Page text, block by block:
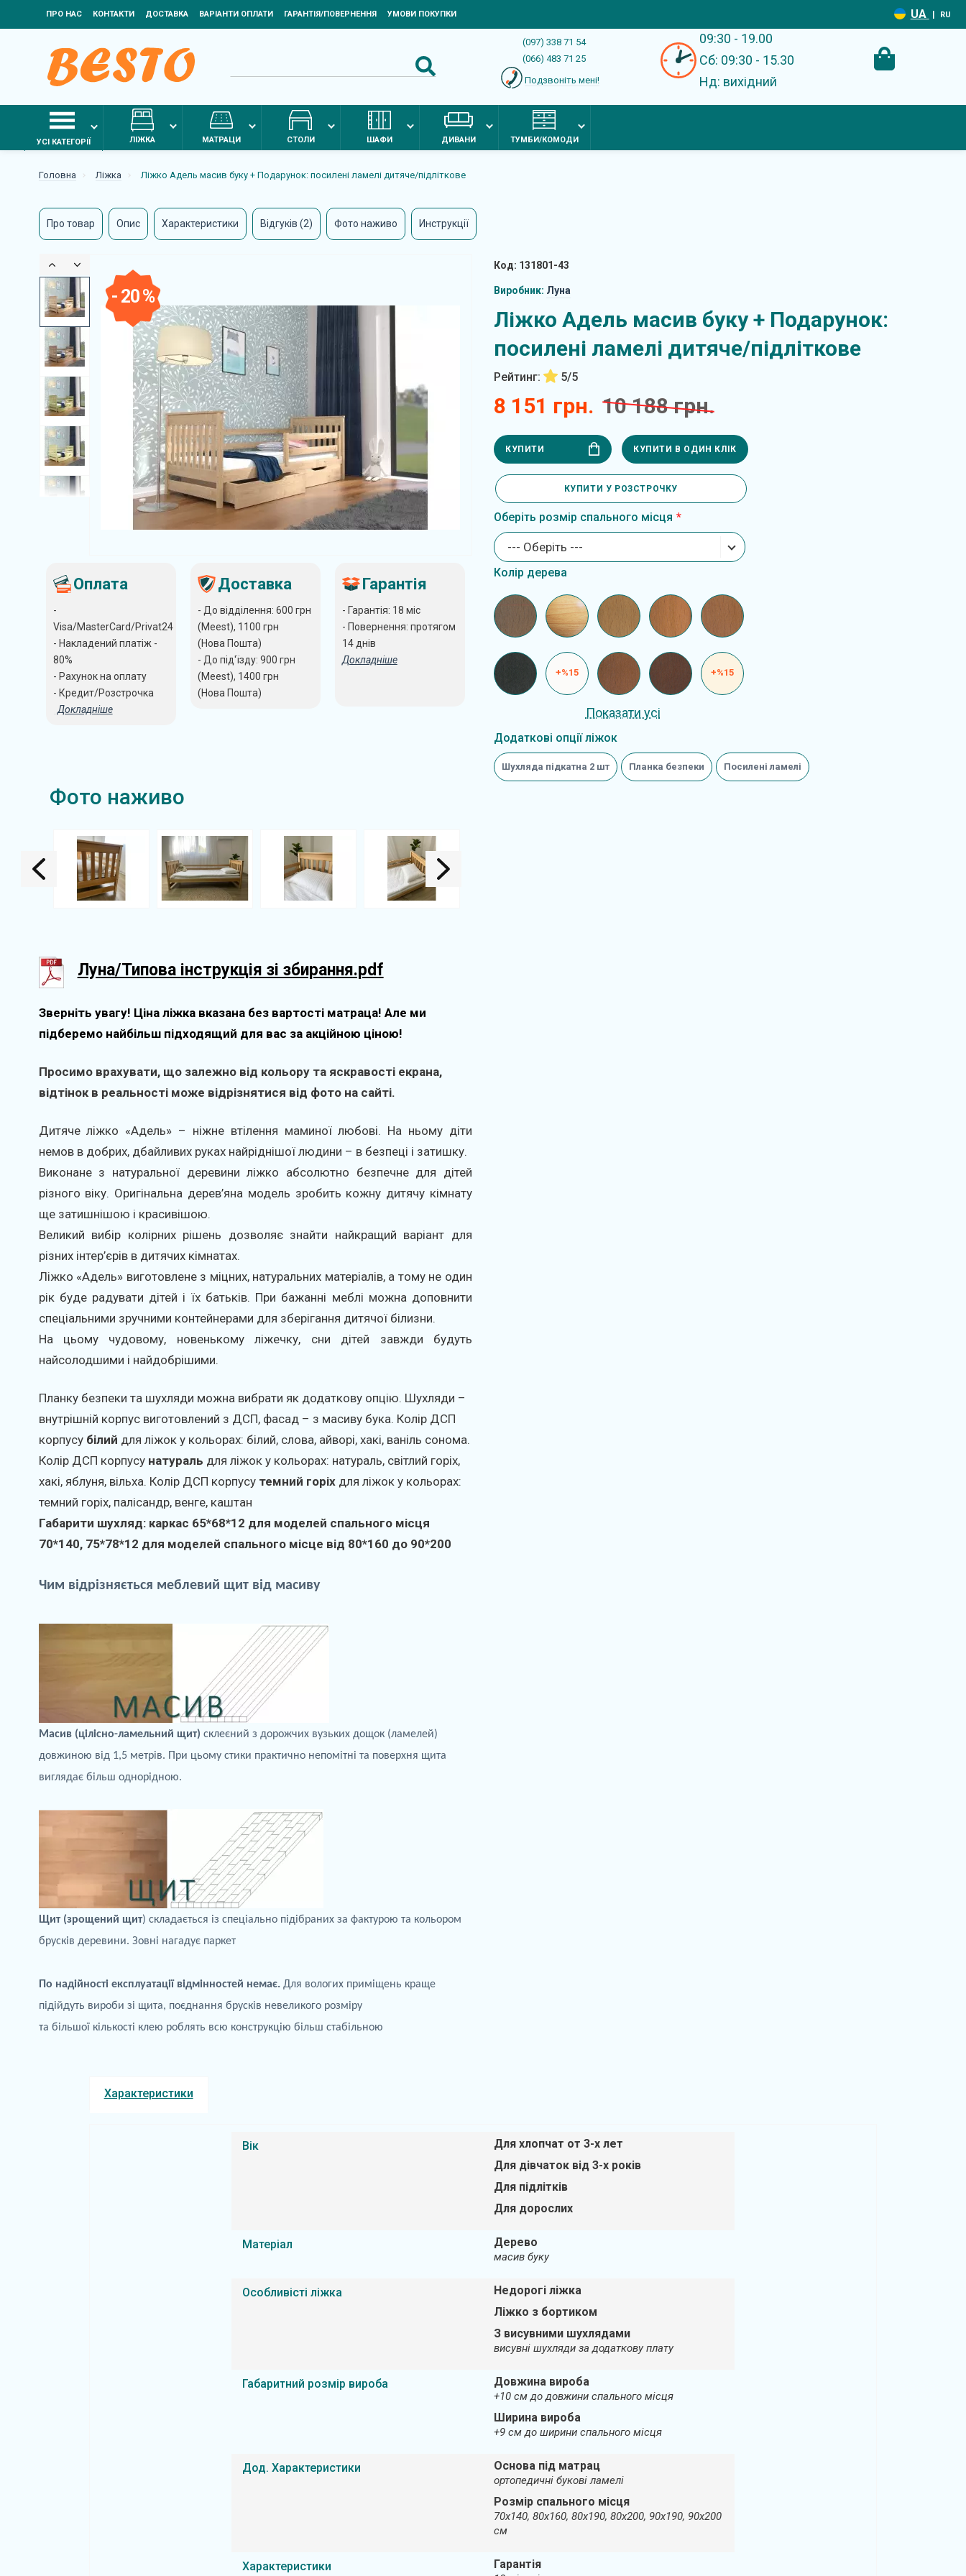
ПРО НАС КОНТАКТИ ДОСТАВКА ВАРІАНТИ ОПЛАТИ ГАРАНТІЯ/ПОВЕРНЕННЯ УМОВИ ПОКУПКИ UA | RU
(097) 338 71 54
(066) 483 71 25
Подзвоніть мені!
09:30 - 19.00
Сб: 09:30 - 15.30
Нд: вихідний
УСІ КАТЕГОРІЇ ЛІЖКА МАТРАЦИ СТОЛИ ШАФИ ДИВАНИ ТУМБИ/КОМОДИ
Головна Ліжка Ліжко Адель масив буку + Подарунок: посилені ламелі дитяче/підліткове
Про товар Опис Характеристики Відгуків (2) Фото наживо Инструкції
- 20 %
Оплата
-
Visa/MasterCard/Privat24
- Накладений платіж -
80%
- Рахунок на оплату
- Кредит/Розстрочка
Докладніше
Доставка
- До відділення: 600 грн
(Meest), 1100 грн
(Нова Пошта)
- До під'їзду: 900 грн
(Meest), 1400 грн
(Нова Пошта)
Гарантія
- Гарантія: 18 міс
- Повернення: протягом
14 днів
Докладніше
Фото наживо
Луна/Типова інструкція зі збирання.pdf
Зверніть увагу! Ціна ліжка вказана без вартості матраца! Але ми
підберемо найбільш підходящий для вас за акційною ціною!
Просимо врахувати, що залежно від кольору та яскравості екрана,
відтінок в реальності може відрізнятися від фото на сайті.
Дитяче ліжко «Адель» – ніжне втілення маминої любові. На ньому діти
немов в добрих, дбайливих руках найріднішої людини – в безпеці і затишку.
Виконане з натуральної деревини ліжко абсолютно безпечне для дітей
різного віку. Оригінальна дерев’яна модель зробить кожну дитячу кімнату
ще затишнішою і красивішою.
Великий вибір колірних рішень дозволяє знайти найкращий варіант для
різних інтер’єрів в дитячих кімнатах.
Ліжко «Адель» виготовлене ​​з міцних, натуральних матеріалів, а тому не один
рік буде радувати дітей і їх батьків. При бажанні меблі можна доповнити
спеціальними зручними контейнерами для зберігання дитячої білизни.
На цьому чудовому, новенькому ліжечку, сни дітей завжди будуть
найсолодшими і найдобрішими.
Планку безпеки та шухляди можна вибрати як додаткову опцію. Шухляди –
внутрішній корпус виготовлений з ДСП, фасад – з масиву бука. Колір ДСП
корпусу білий для ліжок у кольорах: білий, слова, айворі, хакі, ваніль сонома.
Колір ДСП корпусу натураль для ліжок у кольорах: натураль, світлий горіх,
хакі, яблуня, вільха. Колір ДСП корпусу темний горіхдля ліжок у кольорах:
темний горіх, палісандр, венге, каштан
Габарити шухляд: каркас 65*68*12 для моделей спального місця
70*140, 75*78*12 для моделей спального місце від 80*160 до 90*200
Чим відрізняється меблевий щит від масиву
Масив (цілісно-ламельний щит) склеєний з дорожчих вузьких дощок(ламелей)
довжиною від 1,5 метрів. При цьому стики практично непомітні та поверхня щита
виглядає більш однорідною.
Щит (зрощений щит) складається із спеціально підібраних за фактурою та кольором
брусків деревини. Зовні нагадує паркет
По надійності експлуатації відмінностей немає.Для вологих приміщень краще
підійдуть вироби зі щита, поєднання брусків невеликого розміру
та більшої кількості клею роблять всю конструкцію більш стабільною
Код: 131801-43
Виробник: Луна
Ліжко Адель масив буку + Подарунок:
посилені ламелі дитяче/підліткове
Рейтинг: 5/5
8 151 грн. 10 188 грн.
КУПИТИ КУПИТИ В ОДИН КЛІК
КУПИТИ У РОЗСТРОЧКУ
Оберіть розмір спального місця
--- Оберіть ---
Колір дерева
+%15 +%15
Показати усі
Додаткові опції ліжок
Шухляда підкатна 2 шт Планка безпеки Посилені ламелі
Характеристики
Вік
Для хлопчат от 3-х лет
Для дівчаток від 3-х років
Для підлітків
Для дорослих
Матеріал Дерево
масив буку
Особливісті ліжка
Недорогі ліжка
Ліжко з бортиком
З висувними шухлядами
висувні шухляди за додаткову плату
Габаритний розмір вироба Довжина вироба
+10 см до довжини спального місця
Ширина вироба
+9 см до ширини спального місця
Дод. Характеристики Основа під матрац
ортопедичні букові ламелі
Розмір спального місця
70х140, 80х160, 80х190, 80х200, 90х190, 90х200
см
Характеристики Гарантія